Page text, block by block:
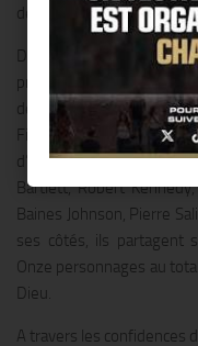
de John Fitzgerald
Dans la nuit du 22 au
président des Etats-Unis
de la Maison Blanche.
Fitzgerald Kennedy
d’intimes et de
Bartlett, Robert
Baines Johnson, Pierre
ses côtés, ils partagent
Onze personnages au
Dieu.
A travers les confidences